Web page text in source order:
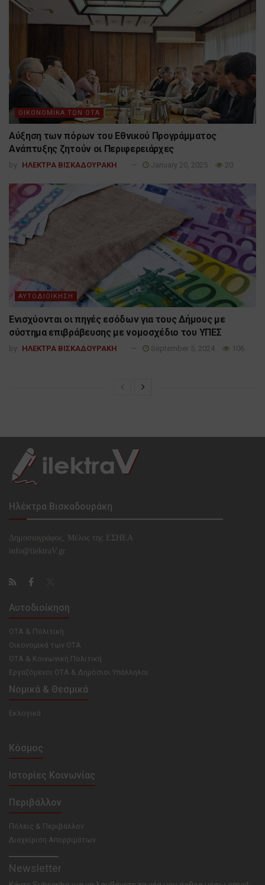
ΟΙΚΟΝΟΜΙΚΑ ΤΩΝ ΟΤΑ
Αύξηση των πόρων του Εθνικού Προγράμματος
Ανάπτυξης ζητούν οι Περιφερειάρχες
by ΗΛΕΚΤΡΑ ΒΙΣΚΑΔΟΥΡΑΚΗ January 20, 2025 20
ΑΥΤΟΔΙΟΙΚΗΣΗ
Ενισχύονται οι πηγές εσόδων για τους Δήμους με
σύστημα επιβράβευσης με νομοσχέδιο του ΥΠΕΣ
by ΗΛΕΚΤΡΑ ΒΙΣΚΑΔΟΥΡΑΚΗ September 5, 2024 106
Ηλέκτρα Βισκαδουράκη
Δημοσιογράφος, Μέλος της ΕΣHΕΑ
info@ilektraV.gr
Αυτοδιοίκηση
ΟΤΑ & Πολιτική
Οικονομικά των ΟΤΑ
ΟΤΑ & Κοινωνική Πολιτική
Εργαζόμενοι ΟΤΑ & Δημόσιοι Υπάλληλοι
Νομικά & Θεσμικά
Εκλογικά
Κόσμος
Ιστορίες Κοινωνίας
Περιβάλλον
Πόλεις & Περιβάλλον
Διαχείριση Απορριμάτων
Newsletter